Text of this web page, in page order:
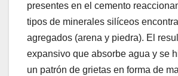
presentes en el cemento
tipos de minerales silíceos
agregados (arena y piedra). El
expansivo que absorbe agua y se
un patrón de grietas en forma de